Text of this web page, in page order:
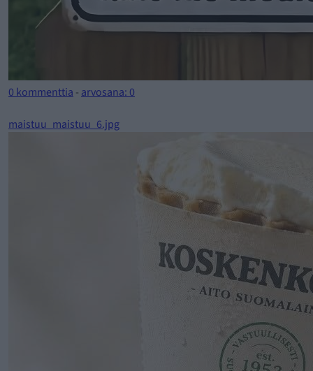
0 kommenttia - arvosana: 0
maistuu_maistuu_6.jpg